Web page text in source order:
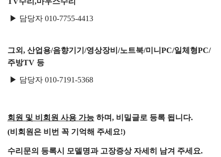
▶ 담당자 010-7755-4413
그외, 산업용/음향기기/영상장비/노트북/미니PC/일체형PC/
주방TV 등
▶ 담당자 010-7191-5368
회원 및 비회원 사용 가능 하며, 비밀글로 등록 됩니다.
(비회원은 비번 꼭 기억해 주세요!)
수리문의 등록시 모델명과 고장증상자세히 남겨 주세요.